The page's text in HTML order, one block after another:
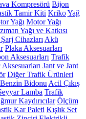
Kompresörü Bijon
Tamir Kiti KrikoYağ
Yağı Motor Yağı
Yağı ve Katkısı
Cihazları Akü
Plaka Aksesuarları
Aksesuarları Trafik
Jant ve Jant
Diğer Trafik Ürünleri
Benzin Bidonu Acil Çıkış
Lamba Trafik
Kaydırıcılar Ölçüm
Kar Paleti Kışlık Set